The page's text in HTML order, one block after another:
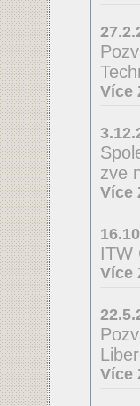
Více
zve
Více
ITW
Více
Více